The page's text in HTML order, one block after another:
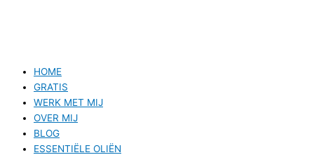
HOME
GRATIS
WERK MET MIJ
OVER MIJ
BLOG
ESSENTIËLE OLIËN